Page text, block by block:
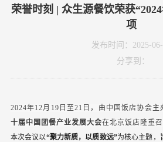
荣誉时刻 | 众生源餐饮荣获
项
发布时间：2025-
分享到：
2024年12月19日至21日，由中国饭店协会主
十届中国团餐产业发展大会在北京饭店隆重召
本次会议以“聚力新质，以质致远”为核心主题，